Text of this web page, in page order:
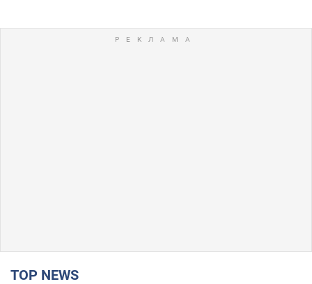
TOP NEWS